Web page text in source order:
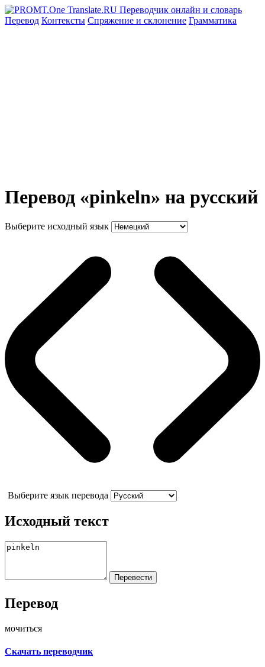
Перевод Контексты Спряжение и склонение Грамматика
Перевод «pinkeln» на русский
Выберите исходный язык
Выберите язык перевода
Исходный текст
Перевод
мочиться
Скачать переводчик